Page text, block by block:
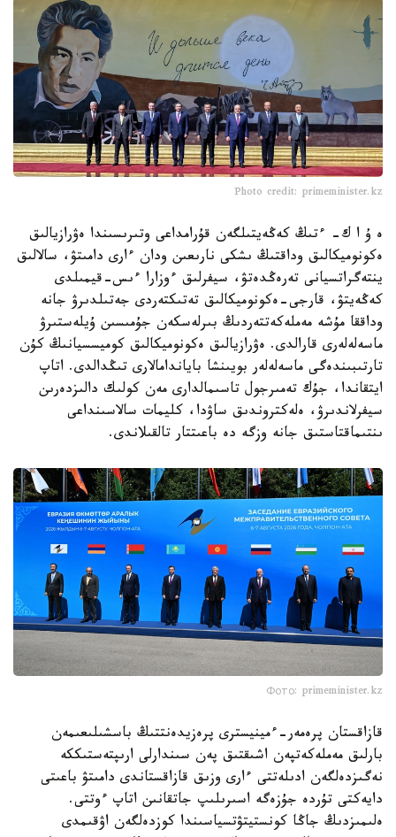
Photo credit: primeminister.kz
ە ۇ ا ك- ءتىڭ كەڭەيتىلگەن قۇرامداعى وتىرىسىندا ەۋرازيالىق
ەكونوميكالىق وداقتىڭ ىشكى نارىعىن ودان ءارى دامىتۋ، سالالىق
ينتەگراتسيانى تەرەڭدەتۋ، سيفرلىق ءوزارا ءىس-قيمىلدى
كەڭەيتۋ، قارجى-ەكونوميكالىق تەتىكتەردى جەتىلدىرۋ جانە
وداققا مۇشە مەملەكەتتەردىڭ بىرلەسكەن جۇمىسىن ۇيلەستىرۋ
ماسەلەلەرى قارالدى. ەۋرازيالىق ەكونوميكالىق كوميسسيانىڭ كۇن
تارتىبىندەگى ماسەلەلەر بويىنشا باياندامالارى تىڭدالدى. اتاپ
ايتقاندا، جۇك تەمىرجول تاسىمالدارى مەن كولىك دالىزدەرىن
سيفرلاندىرۋ، ەلەكتروندىق ساۋدا، كليمات سالاسىنداعى
ىنتىماقتاستىق جانە وزگە دە باعىتتار تالقىلاندى.
Фото: primeminister.kz
قازاقستان پرەمەر-ءمينيسترى پرەزيدەنتتىڭ باسشىلىعىمەن
بارلىق مەملەكەتپەن اشىقتىق پەن سىندارلى ارىپتەستىككە
نەگىزدەلگەن ادىلەتتى ءارى وزىق قازاقستاندى دامىتۋ باعىتى
دايەكتى تۇردە جۇزەگە اسىرىلىپ جاتقانىن اتاپ ءوتتى.
ەلىمىزدىڭ جاڭا كونستيتۋتسياسىندا كوزدەلگەن اۋقىمدى